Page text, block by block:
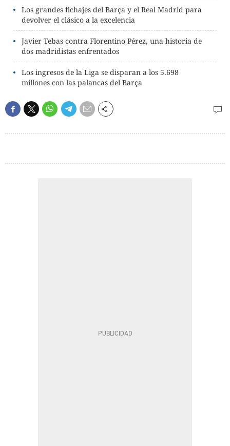
Los grandes fichajes del Barça y el Real Madrid para
devolver el clásico a la excelencia
Javier Tebas contra Florentino Pérez, una historia de
dos madridistas enfrentados
Los ingresos de la Liga se disparan a los 5.698
millones con las palancas del Barça